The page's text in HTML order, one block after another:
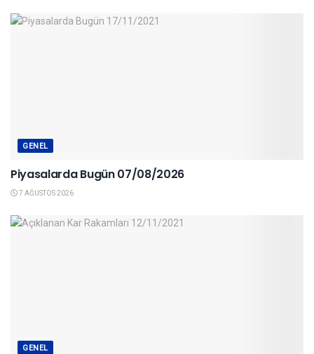
GENEL
Piyasalarda Bugün 07/08/2026
7 AĞUSTOS 2026
GENEL